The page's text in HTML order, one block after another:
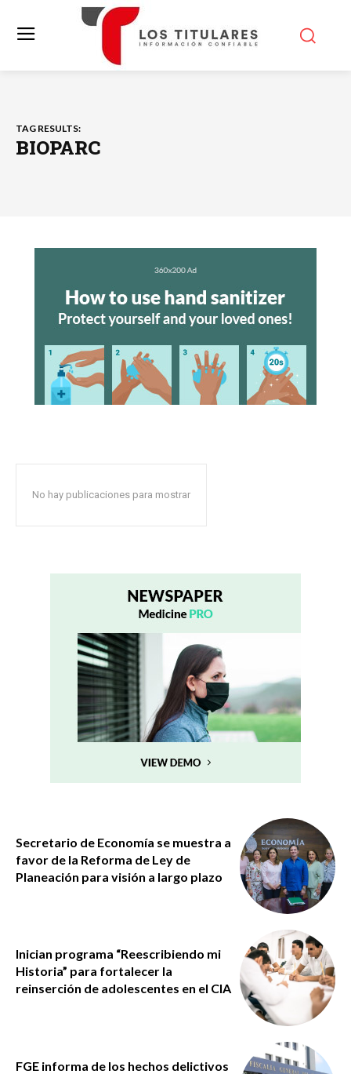
TAG RESULTS:
BIOPARC
No hay publicaciones para mostrar
Secretario de Economía se muestra a
favor de la Reforma de Ley de
Planeación para visión a largo plazo
Inician programa “Reescribiendo mi
Historia” para fortalecer la
reinserción de adolescentes en el CIA
FGE informa de los hechos delictivos